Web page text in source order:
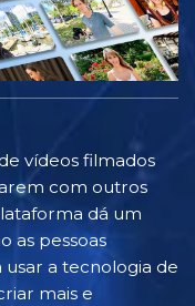
vídeos filmados
com outros
dá um
as pessoas
a tecnologia de
mais e